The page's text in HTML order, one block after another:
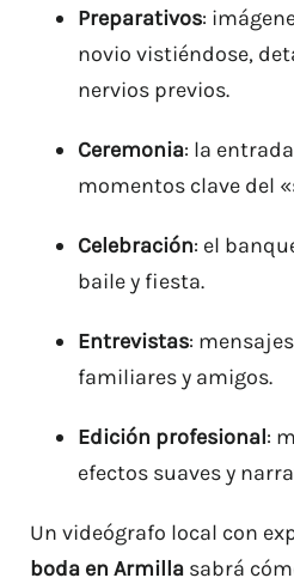
Preparativos:
novio vistiéndose,
nervios previos.
Ceremonia: la
momentos clave del
Celebración: el
baile y fiesta.
Entrevistas:
familiares y amigos.
Edición profesional:
efectos suaves y
Un videógrafo local con
boda en Armilla sabrá